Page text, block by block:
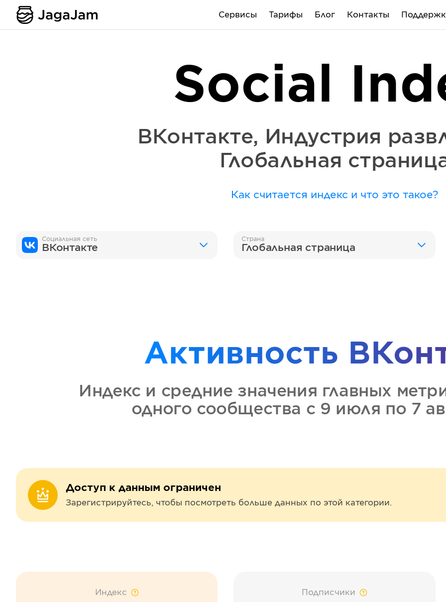
Сервисы Тарифы Блог Контакты
Social
ВКонтакте, Индустрия
Глобальная
Как считается индекс и что это такое?
Социальная сеть
ВКонтакте
Страна
Глобальная страница
Активность
Индекс и средние значения главных
одного сообщества с 9 июля по 7
Доступ к данным ограничен
Зарегистрируйтесь, чтобы посмотреть больше данных по этой категории.
Индекс Подписчики